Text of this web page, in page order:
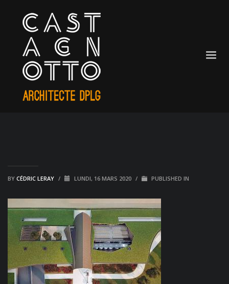
BY CÉDRIC LERAY / LUNDI, 16 MARS 2020 / PUBLISHED IN